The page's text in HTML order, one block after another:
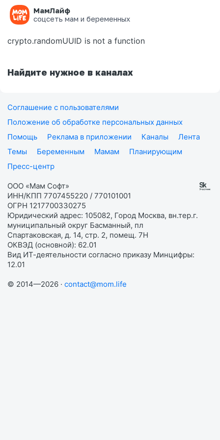
МамЛайф
соцсеть мам и беременных
Ошибка на странице
crypto.randomUUID is not a function
Найдите нужное в каналах
Соглашение с пользователями
Положение об обработке персональных данных
Помощь
Реклама в приложении Каналы
Лента
Темы
Беременным Мамам
Планирующим
Пресс-центр
ООО «Мам Софт»
ИНН/КПП 7707455220 / 770101001
ОГРН 1217700330275
Юридический адрес: 105082, Город Москва, вн.тер.г.
муниципальный округ Басманный, пл
Спартаковская, д. 14, стр. 2, помещ. 7Н
ОКВЭД (основной): 62.01
Вид ИТ-деятельности согласно приказу Минцифры:
12.01
© 2014—2026 · contact@mom.life